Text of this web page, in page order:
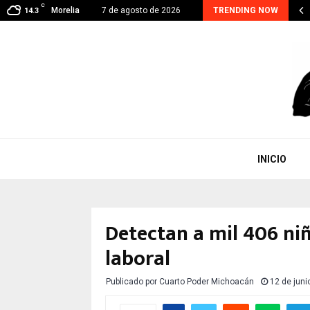
14.3
C
Morelia 7 de agosto de 2026 TRENDING NOW
CONTINUA, EJE PRIORITARIO EN GESTIÓN DE…
INICIO
Detectan a mil 406
laboral
Publicado por Cuarto Poder Michoacán 12 de